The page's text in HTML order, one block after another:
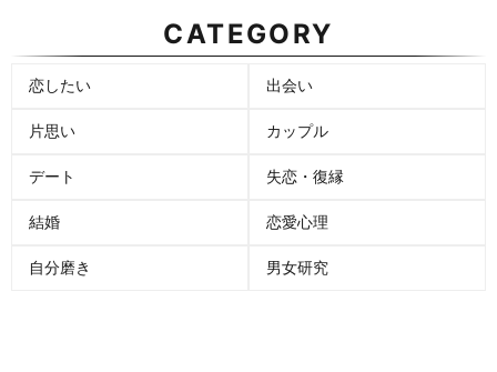
CATEGORY
恋したい 出会い
片思い カップル
デート 失恋・復縁
結婚 恋愛心理
自分磨き 男女研究